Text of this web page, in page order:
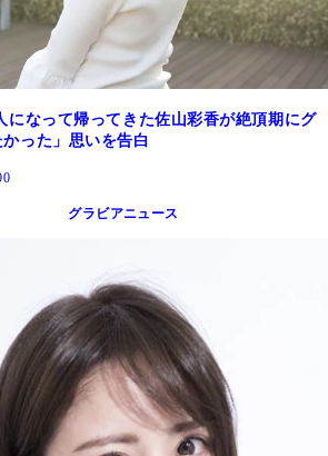
になって帰ってきた佐山彩香が絶頂期にグ
った」思いを告白
グラビアニュース